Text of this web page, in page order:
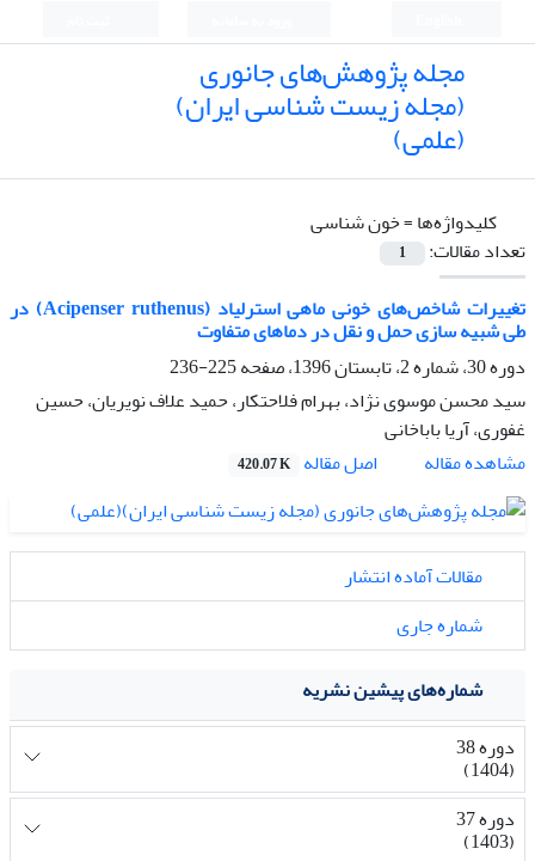
مجله پژوهش‌های جانوری
(مجله زیست شناسی ایران)
(علمی)
کلیدواژه‌ها =خون شناسی
تعداد مقالات:
1
تغییرات شاخص‌های خونی ماهی استرلیاد (Acipenser ruthenus) در
طی شبیه سازی حمل و نقل در دماهای متفاوت
دوره 30، شماره 2، تابستان 1396، صفحه
225-236
سید محسن موسوی نژاد، بهرام فلاحتکار، حمید علاف نویریان، حسین
غفوری، آریا باباخانی
مشاهده مقاله
اصل مقاله 420.07 K
مقالات آماده انتشار
شماره جاری
شماره‌های پیشین نشریه
دوره 38
(1404)
دوره 37
(1403)